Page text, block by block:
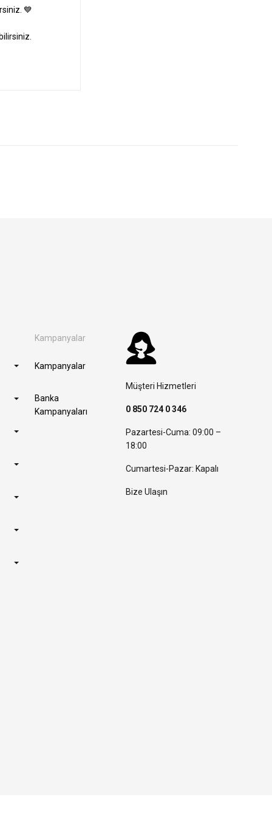
Kampanyalar
Kampanyalar
Banka
Kampanyaları
Müşteri Hizmetleri
0 850 724 0 346
Pazartesi-Cuma: 09:00 –
18:00
Cumartesi-Pazar: Kapalı
Bize Ulaşın